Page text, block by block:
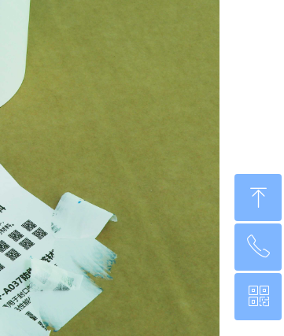
ꁸ
回到顶部
ꂅ
0760-22220651
ꀥ